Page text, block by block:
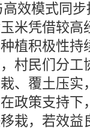
效模式同
米凭借较高
植积极性持
村民们分工
、覆土压实
政策支持下
栽，若效益